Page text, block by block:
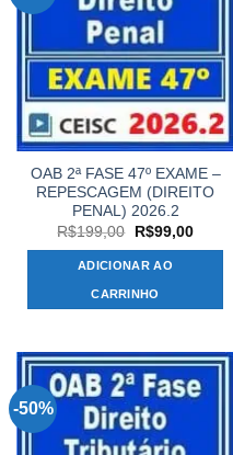
OAB 2ª FASE 47º EXAME –
REPESCAGEM (DIREITO
PENAL) 2026.2
R$199,00
O
original
era:
R$199,00.
R$99,00O
ADICIONAR AO
CARRINHO
-50%